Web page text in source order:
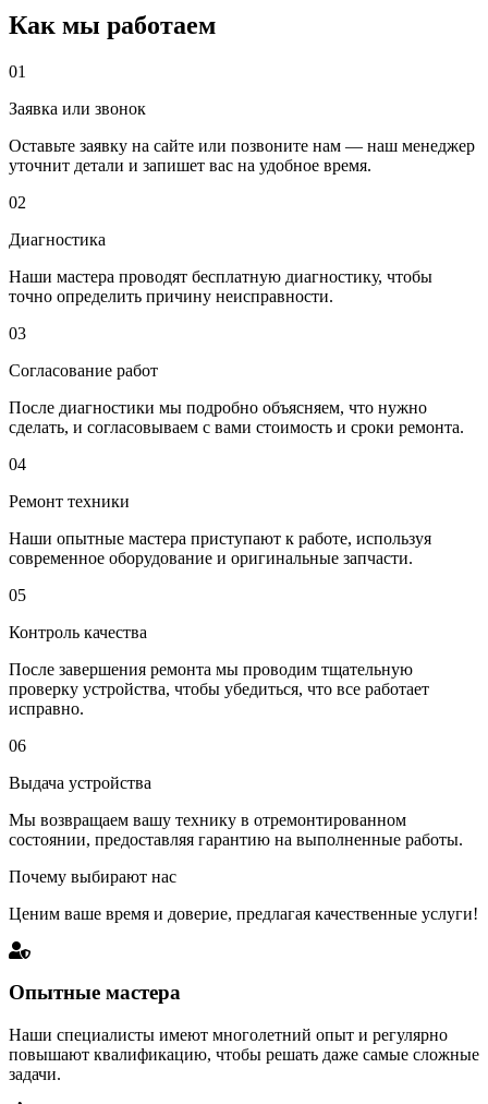
Как мы работаем
01
Заявка или звонок
Оставьте заявку на сайте или позвоните нам — наш менеджер
уточнит детали и запишет вас на удобное время.
02
Диагностика
Наши мастера проводят бесплатную диагностику, чтобы
точно определить причину неисправности.
03
Согласование работ
После диагностики мы подробно объясняем, что нужно
сделать, и согласовываем с вами стоимость и сроки ремонта.
04
Ремонт техники
Наши опытные мастера приступают к работе, используя
современное оборудование и оригинальные запчасти.
05
Контроль качества
После завершения ремонта мы проводим тщательную
проверку устройства, чтобы убедиться, что все работает
исправно.
06
Выдача устройства
Мы возвращаем вашу технику в отремонтированном
состоянии, предоставляя гарантию на выполненные работы.
Почему выбирают нас
Ценим ваше время и доверие, предлагая качественные услуги!
Опытные мастера
Наши специалисты имеют многолетний опыт и регулярно
повышают квалификацию, чтобы решать даже самые сложные
задачи.